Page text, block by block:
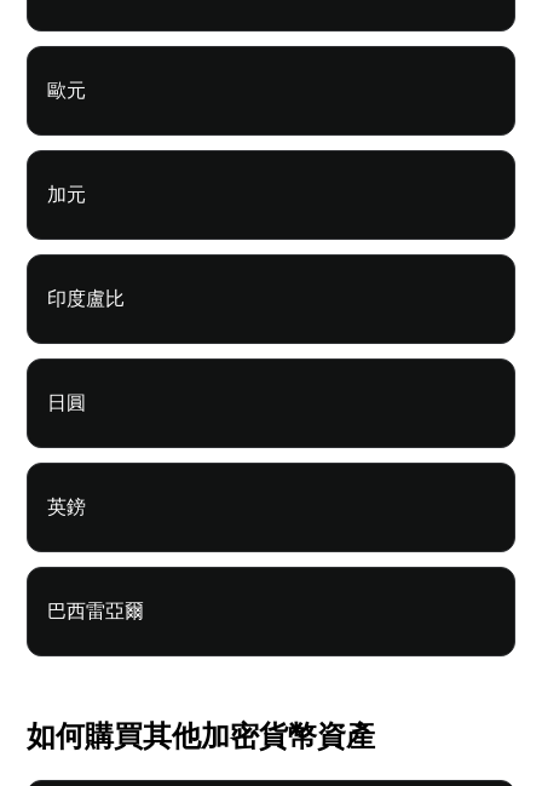
歐元
加元
印度盧比
日圓
英鎊
巴西雷亞爾
如何購買其他加密貨幣資產